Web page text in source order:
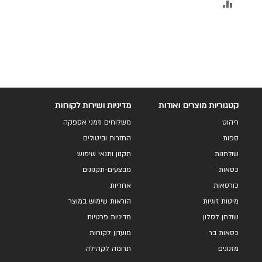
קטגוריות מוצרים ואודות
ריהוט
ספות
שולחנות
כסאות
כורסאות
מיטות זוגיות
שולחן לסלון
כסאות בר
מזנונים
מדיניות ושירות לקוחות
משלוחים וזמני אספקה
החזרות וביטולים
תקנון ותנאי שימוש
מבצעים-תקנונים
אחריות
הוראות שימוש במוצר
מדיניות פרטיות
מועדון לקוחות
תרומה לקהילה